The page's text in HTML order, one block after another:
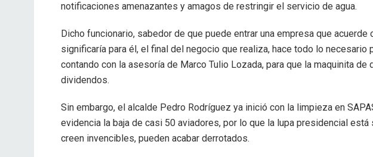
notificaciones amenazantes y amagos de restringir el servicio de agua.
Dicho funcionario, sabedor de que puede entrar una empresa que
significaría para él, el final del negocio que realiza, hace todo lo necesario
contando con la asesoría de Marco Tulio Lozada, para que la maquinita
dividendos.
Sin embargo, el alcalde Pedro Rodríguez ya inició con la limpieza en
evidencia la baja de casi 50 aviadores, por lo que la lupa presidencial
creen invencibles, pueden acabar derrotados.